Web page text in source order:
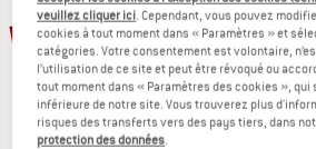
-20 %
veuillez cliquer ici. Cependant, vous pouvez
cookies à tout moment dans « Paramètres » et
catégories. Votre consentement est volontaire,
l’utilisation de ce site et peut être révoqué ou
tout moment dans « Paramètres des cookies », qui
inférieure de notre site. Vous trouverez plus
risques des transferts vers des pays tiers, dans
protection des données.